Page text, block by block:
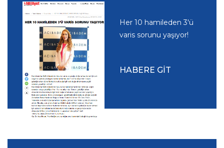
Her 10 hamileden 3'ü
varis sorunu yaşıyor!
HABERE GİT